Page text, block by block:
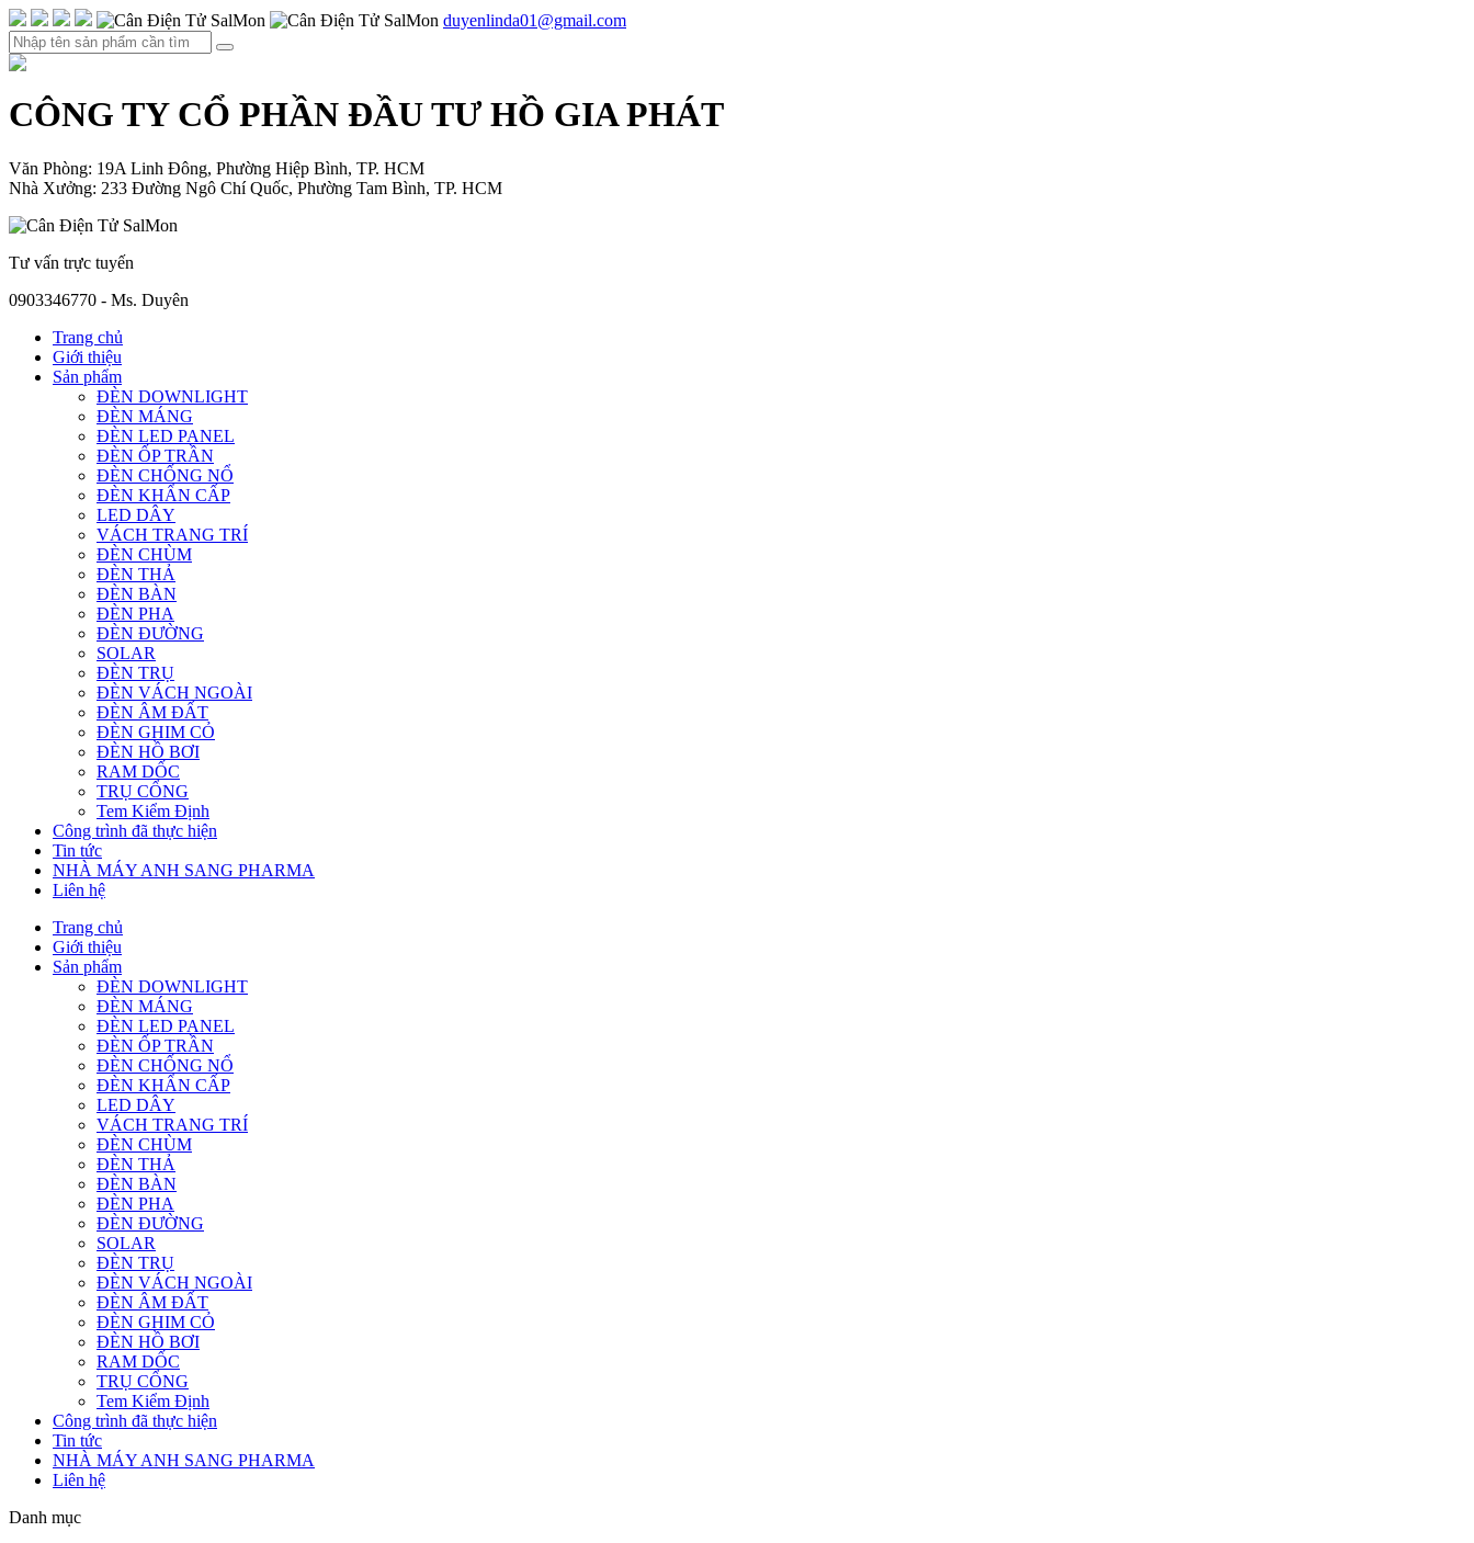
duyenlinda01@gmail.com
CÔNG TY CỔ PHẦN ĐẦU TƯ HỒ GIA PHÁT
Văn Phòng: 19A Linh Đông, Phường Hiệp Bình, TP. HCM
Nhà Xưởng: 233 Đường Ngô Chí Quốc, Phường Tam Bình, TP. HCM
Tư vấn trực tuyến
0903346770 - Ms. Duyên
Trang chủ
Giới thiệu
Sản phẩm
ĐÈN DOWNLIGHT
ĐÈN MÁNG
ĐÈN LED PANEL
ĐÈN ỐP TRẦN
ĐÈN CHỐNG NỔ
ĐÈN KHẨN CẤP
LED DÂY
VÁCH TRANG TRÍ
ĐÈN CHÙM
ĐÈN THẢ
ĐÈN BÀN
ĐÈN PHA
ĐÈN ĐƯỜNG
SOLAR
ĐÈN TRỤ
ĐÈN VÁCH NGOÀI
ĐÈN ÂM ĐẤT
ĐÈN GHIM CỎ
ĐÈN HỒ BƠI
RAM DỐC
TRỤ CỔNG
Tem Kiểm Định
Công trình đã thực hiện
Tin tức
NHÀ MÁY ANH SANG PHARMA
Liên hệ
Trang chủ
Giới thiệu
Sản phẩm
ĐÈN DOWNLIGHT
ĐÈN MÁNG
ĐÈN LED PANEL
ĐÈN ỐP TRẦN
ĐÈN CHỐNG NỔ
ĐÈN KHẨN CẤP
LED DÂY
VÁCH TRANG TRÍ
ĐÈN CHÙM
ĐÈN THẢ
ĐÈN BÀN
ĐÈN PHA
ĐÈN ĐƯỜNG
SOLAR
ĐÈN TRỤ
ĐÈN VÁCH NGOÀI
ĐÈN ÂM ĐẤT
ĐÈN GHIM CỎ
ĐÈN HỒ BƠI
RAM DỐC
TRỤ CỔNG
Tem Kiểm Định
Công trình đã thực hiện
Tin tức
NHÀ MÁY ANH SANG PHARMA
Liên hệ
Danh mục